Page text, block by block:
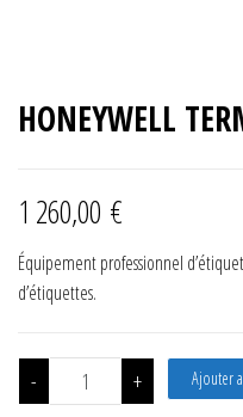
HONEYWELL
1 260,00 €
Équipement professionnel
d’étiquettes.
- quantité de HONEYWELL
+ Ajouter